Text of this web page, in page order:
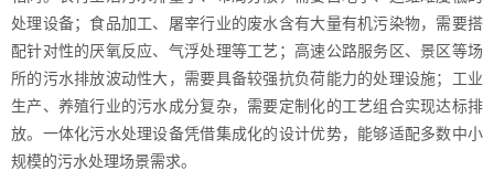
处理设备；食品加工、屠宰行业的废水含有大量有机污染物，需要搭
配针对性的厌氧反应、气浮处理等工艺；高速公路服务区、景区等场
所的污水排放波动性大，需要具备较强抗负荷能力的处理设施；工业
生产、养殖行业的污水成分复杂，需要定制化的工艺组合实现达标排
放。一体化污水处理设备凭借集成化的设计优势，能够适配多数中小
规模的污水处理场景需求。